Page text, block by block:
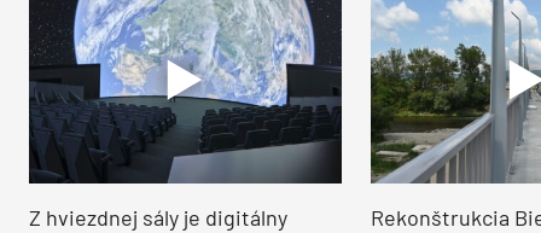
Z hviezdnej sály je digitálny
Rekonštrukcia